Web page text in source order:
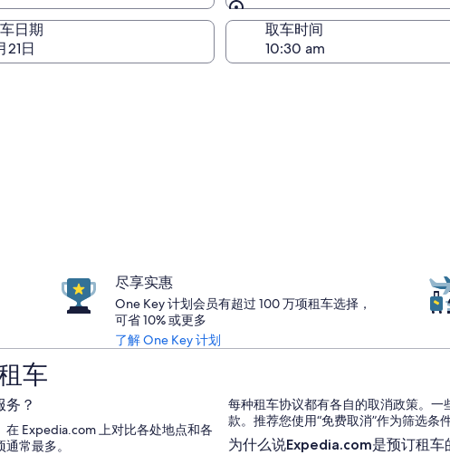
与取车相同
日期
21日
取车时间
尽享实惠
One Key 计划会员有超过 100 万项租车选择，
可省 10% 或更多
了解 One Key 计划
车
？
Expedia.com 上对比各处地点和各
常最多。
每种租车协议都有各自的取消政策。
款。推荐您使用“免费取消”作为筛选条
为什么说Expedia.com是预订租车